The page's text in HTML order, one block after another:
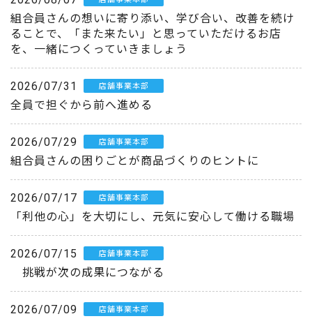
組合員さんの想いに寄り添い、学び合い、改善を続け
ることで、「また来たい」と思っていただけるお店
を、一緒につくっていきましょう
2026/07/31 店舗事業本部
全員で担ぐから前へ進める
2026/07/29 店舗事業本部
組合員さんの困りごとが商品づくりのヒントに
2026/07/17 店舗事業本部
「利他の心」を大切にし、元気に安心して働ける職場
2026/07/15 店舗事業本部
挑戦が次の成果につながる
2026/07/09 店舗事業本部